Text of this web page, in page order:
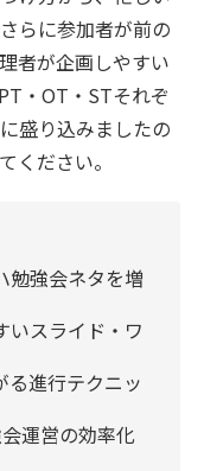
らに参加者が前の
者が企画しやすい
・OT・STそれぞ
盛り込みましたの
ください。
勉強会ネタを増
いスライド・ワ
る進行テクニッ
運営の効率化